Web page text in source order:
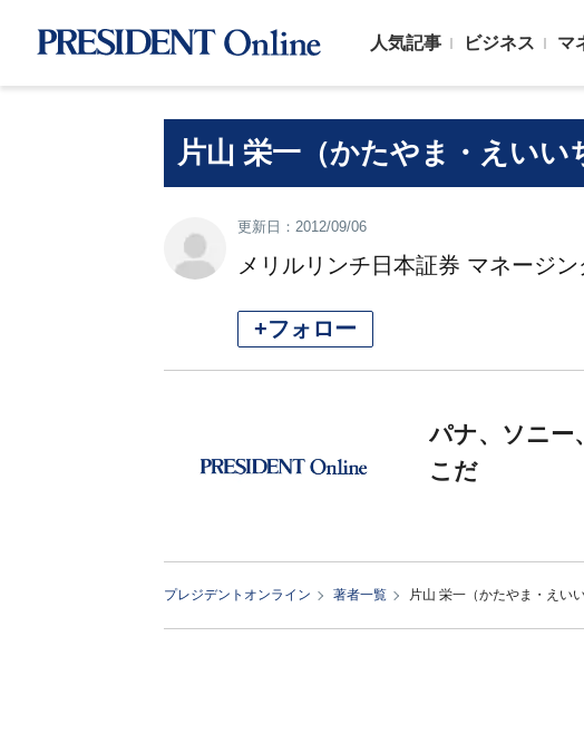
人気記事 ビジネス マ
片山 栄一（かたやま・えいい
更新日：2012/09/06
メリルリンチ日本証券 マネージ
+フォロー
パナ、ソニー
こだ
プレジデントオンライン 著者一覧 片山 栄一（かたやま・えいい